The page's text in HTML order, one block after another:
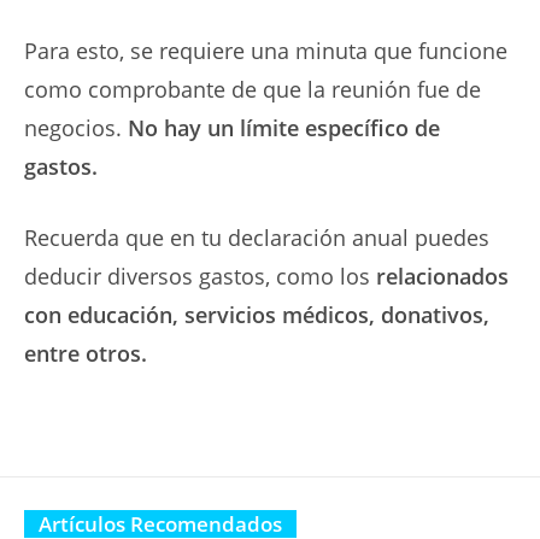
Para esto, se requiere una minuta que funcione
como comprobante de que la reunión fue de
negocios. No hay un límite específico de
gastos.
Recuerda que en tu declaración anual puedes
deducir diversos gastos, como los relacionados
con educación, servicios médicos, donativos,
entre otros.
Artículos Recomendados